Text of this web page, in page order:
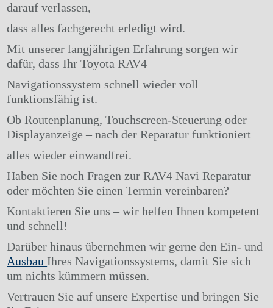
darauf verlassen,
dass alles fachgerecht erledigt wird.
Mit unserer langjährigen Erfahrung sorgen wir
dafür, dass Ihr Toyota RAV4
Navigationssystem schnell wieder voll
funktionsfähig ist.
Ob Routenplanung, Touchscreen-Steuerung oder
Displayanzeige – nach der Reparatur funktioniert
alles wieder einwandfrei.
Haben Sie noch Fragen zur RAV4 Navi Reparatur
oder möchten Sie einen Termin vereinbaren?
Kontaktieren Sie uns – wir helfen Ihnen kompetent
und schnell!
Darüber hinaus übernehmen wir gerne den Ein- und
Ausbau Ihres Navigationssystems, damit Sie sich
um nichts kümmern müssen.
Vertrauen Sie auf unsere Expertise und bringen Sie